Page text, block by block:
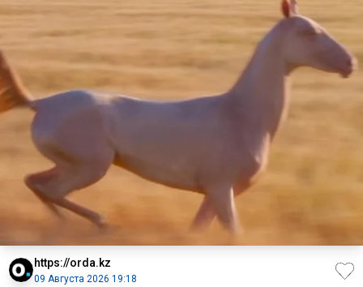
https://orda.kz
09 Августа 2026 19:18